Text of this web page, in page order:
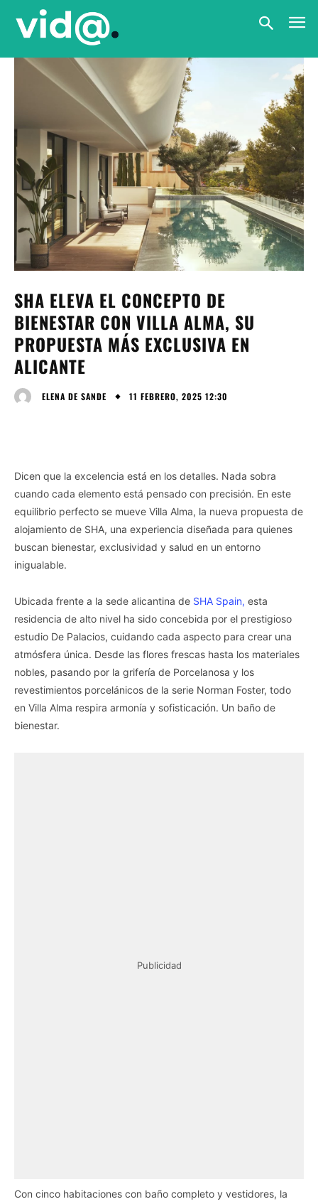
SHA ELEVA EL CONCEPTO DE
BIENESTAR CON VILLA ALMA, SU
PROPUESTA MÁS EXCLUSIVA EN
ALICANTE
ELENA DE SANDE 11 FEBRERO, 2025 12:30
Dicen que la excelencia está en los detalles. Nada sobra
cuando cada elemento está pensado con precisión. En este
equilibrio perfecto se mueve Villa Alma, la nueva propuesta de
alojamiento de SHA, una experiencia diseñada para quienes
buscan bienestar, exclusividad y salud en un entorno
inigualable.
Ubicada frente a la sede alicantina de SHA Spain, esta
residencia de alto nivel ha sido concebida por el prestigioso
estudio De Palacios, cuidando cada aspecto para crear una
atmósfera única. Desde las flores frescas hasta los materiales
nobles, pasando por la grifería de Porcelanosa y los
revestimientos porcelánicos de la serie Norman Foster, todo
en Villa Alma respira armonía y sofisticación. Un baño de
bienestar.
Publicidad
Con cinco habitaciones con baño completo y vestidores, la